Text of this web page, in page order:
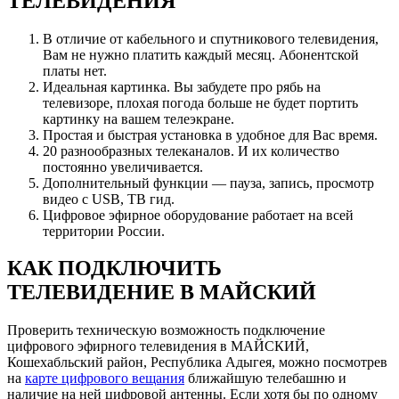
В отличие от кабельного и спутникового телевидения,
Вам не нужно платить каждый месяц. Абонентской
платы нет.
Идеальная картинка. Вы забудете про рябь на
телевизоре, плохая погода больше не будет портить
картинку на вашем телеэкране.
Простая и быстрая установка в удобное для Вас время.
20 разнообразных телеканалов. И их количество
постоянно увеличивается.
Дополнительный функции — пауза, запись, просмотр
видео с USB, ТВ гид.
Цифровое эфирное оборудование работает на всей
территории России.
КАК ПОДКЛЮЧИТЬ
ТЕЛЕВИДЕНИЕ В МАЙСКИЙ
Проверить техническую возможность подключение
цифрового эфирного телевидения в МАЙСКИЙ,
Кошехабльский район, Республика Адыгея, можно посмотрев
на карте цифрового вещания ближайшую телебашню и
наличие на ней цифровой антенны. Если хотя бы по одному